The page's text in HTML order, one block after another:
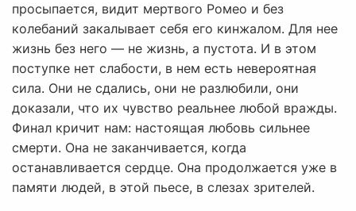
просыпается, видит мертвого Ромео и без
колебаний закалывает себя его кинжалом. Для нее
жизнь без него — не жизнь, а пустота. И в этом
поступке нет слабости, в нем есть невероятная
сила. Они не сдались, они не разлюбили, они
доказали, что их чувство реальнее любой вражды.
Финал кричит нам: настоящая любовь сильнее
смерти. Она не заканчивается, когда
останавливается сердце. Она продолжается уже в
памяти людей, в этой пьесе, в слезах зрителей.